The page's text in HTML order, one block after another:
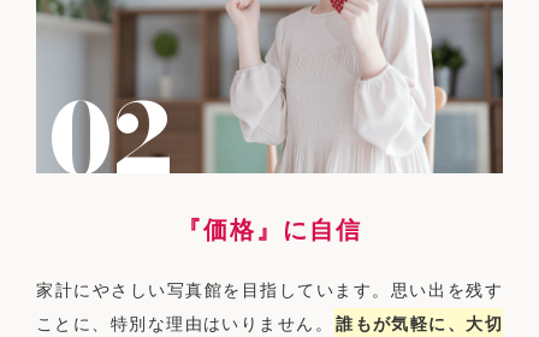
『価格』に自信
家計にやさしい写真館を目指しています。思い出を残す
ことに、特別な理由はいりません。 誰もが気軽に、大切